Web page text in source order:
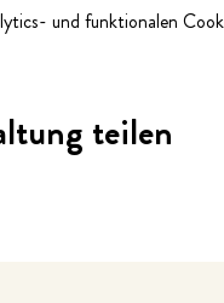
und funktionalen
teilen